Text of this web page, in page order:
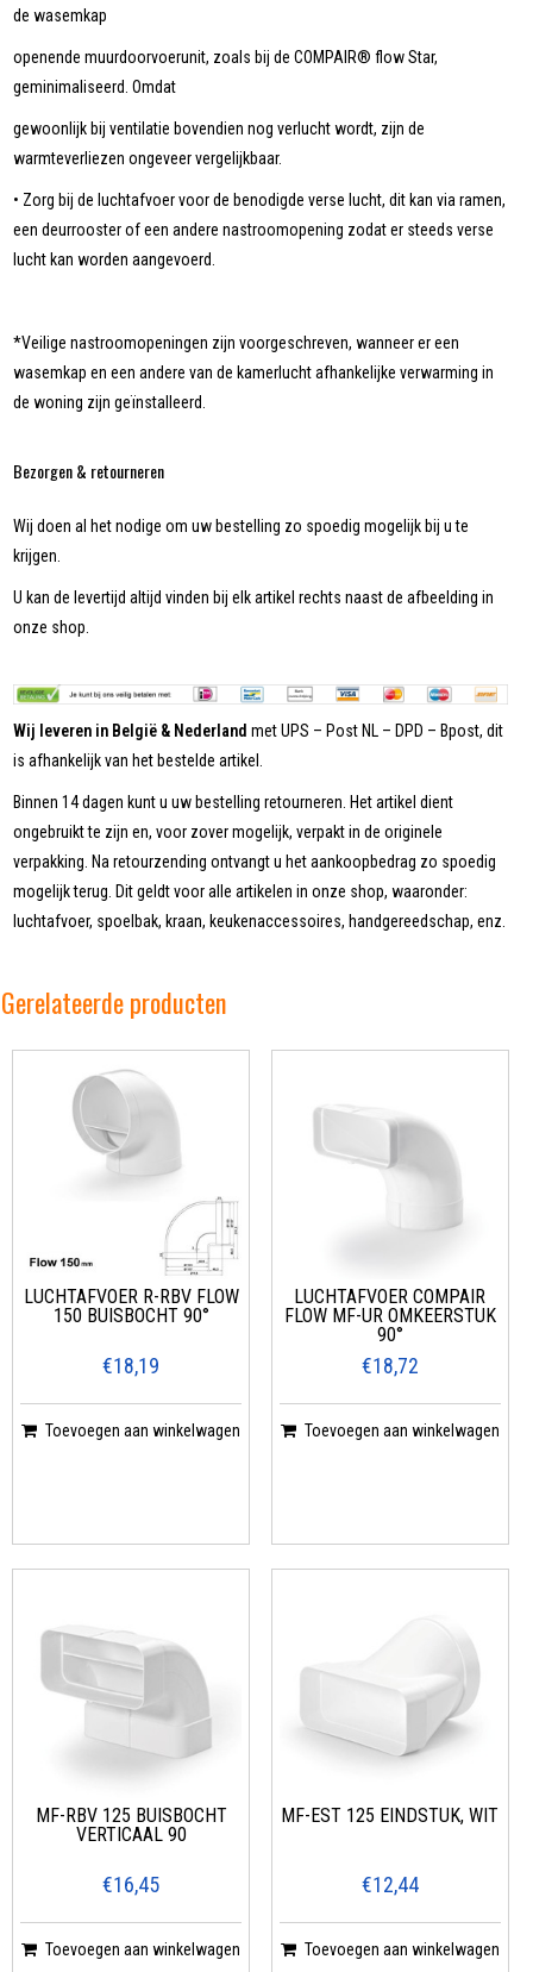
de wasemkap
openende muurdoorvoerunit, zoals bij de COMPAIR® flow Star,
geminimaliseerd. Omdat
gewoonlijk bij ventilatie bovendien nog verlucht wordt, zijn de
warmteverliezen ongeveer vergelijkbaar.
• Zorg bij de luchtafvoer voor de benodigde verse lucht, dit kan via ramen,
een deurrooster of een andere nastroomopening zodat er steeds verse
lucht kan worden aangevoerd.
*Veilige nastroomopeningen zijn voorgeschreven, wanneer er een
wasemkap en een andere van de kamerlucht afhankelijke verwarming in
de woning zijn geïnstalleerd.
Bezorgen & retourneren
Wij doen al het nodige om uw bestelling zo spoedig mogelijk bij u te
krijgen.
U kan de levertijd altijd vinden bij elk artikel rechts naast de afbeelding in
onze shop.
Wij leveren in België & Nederland met UPS – Post NL – DPD – Bpost, dit
is afhankelijk van het bestelde artikel.
Binnen 14 dagen kunt u uw bestelling retourneren. Het artikel dient
ongebruikt te zijn en, voor zover mogelijk, verpakt in de originele
verpakking. Na retourzending ontvangt u het aankoopbedrag zo spoedig
mogelijk terug. Dit geldt voor alle artikelen in onze shop, waaronder:
luchtafvoer, spoelbak, kraan, keukenaccessoires, handgereedschap, enz.
Gerelateerde producten
LUCHTAFVOER R-RBV FLOW
150 BUISBOCHT 90°
€18,19
Toevoegen aan winkelwagen
LUCHTAFVOER COMPAIR
FLOW MF-UR OMKEERSTUK
90°
€18,72
Toevoegen aan winkelwagen
MF-RBV 125 BUISBOCHT
VERTICAAL 90
€16,45
Toevoegen aan winkelwagen
MF-EST 125 EINDSTUK, WIT
€12,44
Toevoegen aan winkelwagen